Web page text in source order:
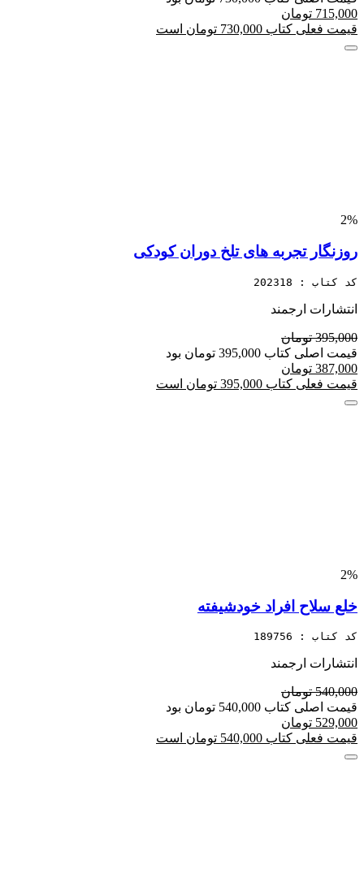
715,000 تومان
قیمت فعلی کتاب 730,000 تومان است
2%
روزنگار تجربه های تلخ دوران کودکی
کد کتاب : 202318
انتشارات ارجمند
395,000 تومان
قیمت اصلی کتاب 395,000 تومان بود
387,000 تومان
قیمت فعلی کتاب 395,000 تومان است
2%
خلع سلاح افراد خودشیفته
کد کتاب : 189756
انتشارات ارجمند
540,000 تومان
قیمت اصلی کتاب 540,000 تومان بود
529,000 تومان
قیمت فعلی کتاب 540,000 تومان است